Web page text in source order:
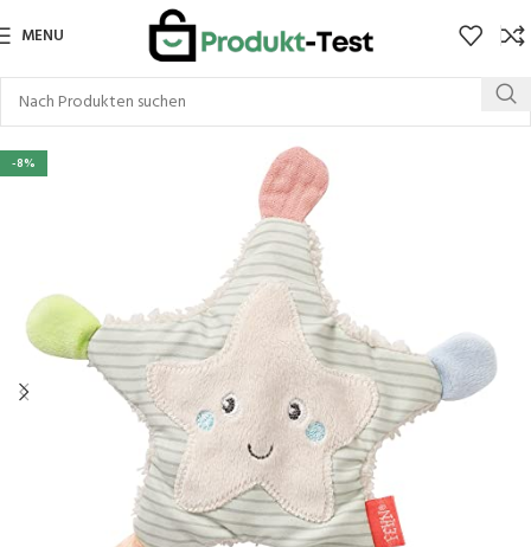
MENU
-8%